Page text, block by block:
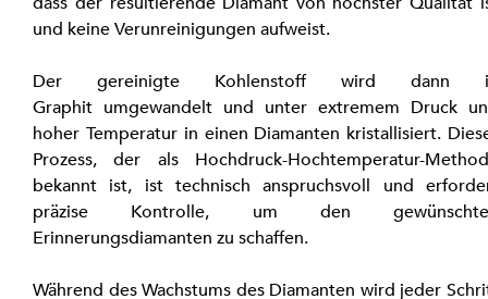
und keine Verunreinigungen aufweist.
Der gereinigte Kohlenstoff wird dann
Graphit umgewandelt und unter extremem Druck
hoher Temperatur in einen Diamanten kristallisiert.
Prozess, der als Hochdruck-Hochtemperatur-
bekannt ist, ist technisch anspruchsvoll und
präzise Kontrolle, um den
Erinnerungsdiamanten zu schaffen.
Während des Wachstums des Diamanten wird jeder